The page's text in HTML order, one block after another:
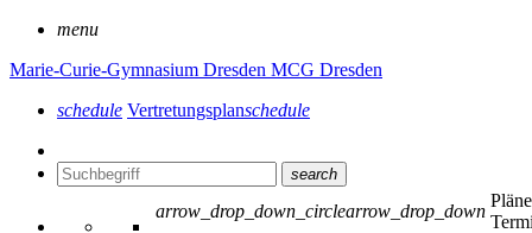
menu
Marie-Curie-Gymnasium Dresden MCG Dresden
schedule Vertretungsplanschedule
search
arrow_drop_down_circlearrow_drop_down